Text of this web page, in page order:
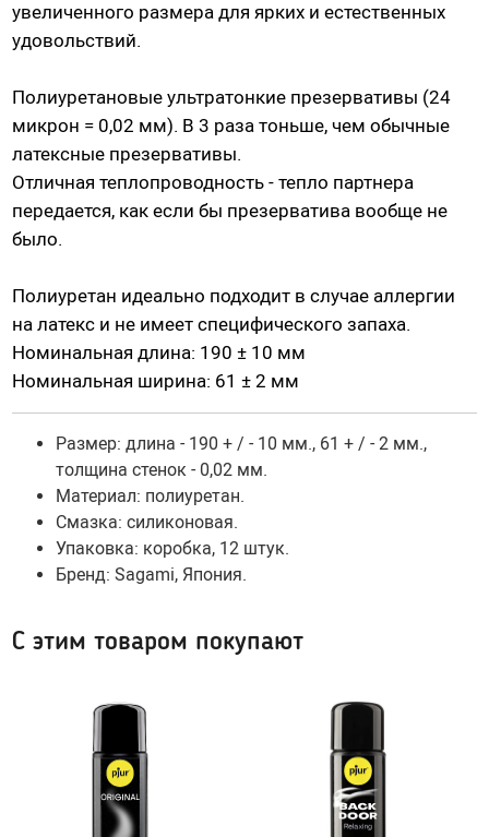
Вагины
Ротики, грудь
Яйца, мини-мастурбаторы
Вибро-мастурбаторы
Секс-куклы
Tenga
Помпа вакуумная
Гидропомпы Bathmate
Помпа для клитора и вагины
Помпы для груди и сосков женские
Экстендеры
Насадки для помп
Кольца без вибрации
Насадки-удлинители
Насадки для двойного проникновения
Насадки на палец
увеличенного размера для ярких и естественных
удовольствий.
Полиуретановые ультратонкие презервативы (24
микрон = 0,02 мм). В 3 раза тоньше, чем обычные
латексные презервативы.
Отличная теплопроводность - тепло партнера
передается, как если бы презерватива вообще не
было.
Полиуретан идеально подходит в случае аллергии
на латекс и не имеет специфического запаха.
Номинальная длина: 190 ± 10 мм
Номинальная ширина: 61 ± 2 мм
Размер: длина - 190 + / - 10 мм., 61 + / - 2 мм.,
толщина стенок - 0,02 мм.
Материал: полиуретан.
Смазка: силиконовая.
Упаковка: коробка, 12 штук.
Бренд: Sagami, Япония.
С этим товаром покупают